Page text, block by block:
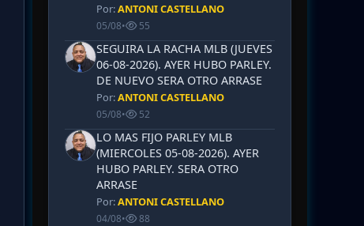
Por:ANTONI CASTELLANO
05/08• 55
SEGUIRA LA RACHA MLB (JUEVES
06-08-2026). AYER HUBO PARLEY.
DE NUEVO SERA OTRO ARRASE
Por:ANTONI CASTELLANO
05/08• 52
LO MAS FIJO PARLEY MLB
(MIERCOLES 05-08-2026). AYER
HUBO PARLEY. SERA OTRO
ARRASE
Por:ANTONI CASTELLANO
04/08• 88